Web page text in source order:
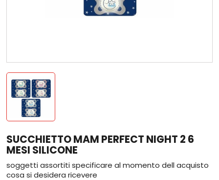
SUCCHIETTO MAM PERFECT NIGHT 2 6
MESI SILICONE
soggetti assortiti specificare al momento dell acquisto
cosa si desidera ricevere